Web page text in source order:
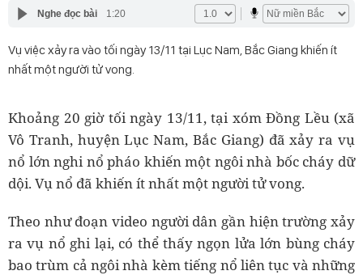
Nghe đọc bài 1:20
Vụ việc xảy ra vào tối ngày 13/11 tại Lục Nam, Bắc Giang khiến ít
nhất một người tử vong.
Khoảng 20 giờ tối ngày 13/11, tại xóm Đồng Lều (xã
Vô Tranh, huyện Lục Nam, Bắc Giang) đã xảy ra vụ
nổ lớn nghi nổ pháo khiến một ngôi nhà bốc cháy dữ
dội. Vụ nổ đã khiến ít nhất một người tử vong.
Theo như đoạn video người dân gần hiện trường xảy
ra vụ nổ ghi lại, có thể thấy ngọn lửa lớn bùng cháy
bao trùm cả ngôi nhà kèm tiếng nổ liên tục và những